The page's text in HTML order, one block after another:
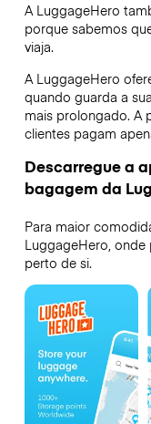
A LuggageHero
porque sabemos
viaja.
A LuggageHero
quando guarda a
mais prolongado. A
clientes pagam
Descarregue a
bagagem da
Para maior
LuggageHero,
perto de si.